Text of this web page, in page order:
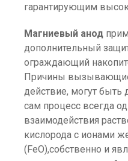
гарантирующим
Магниевый анод
дополнительный
ограждающий
Причины
действие, могут быть
сам процесс всегда
взаимодействия
кислорода с ионами
(FeO),собственно и